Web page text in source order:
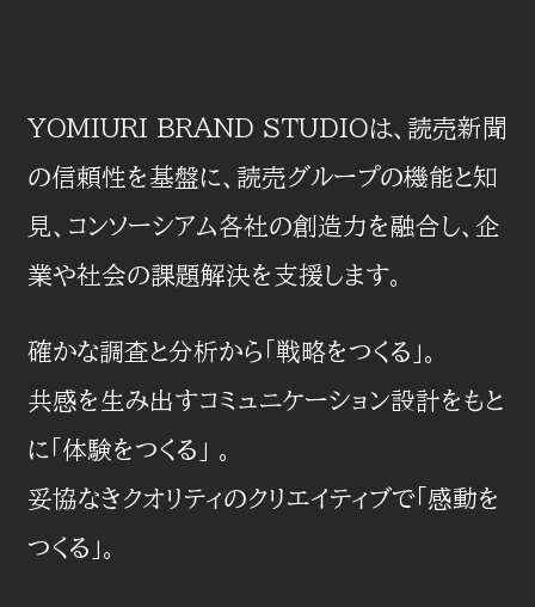
YOMIURI BRAND STUDIOは、読売新聞
の信頼性を基盤に、読売グループの機能と知
見、コンソーシアム各社の創造力を融合し、企
業や社会の課題解決を支援します。
確かな調査と分析から「戦略をつくる」。
共感を生み出すコミュニケーション設計をもと
に「体験をつくる」 。
妥協なきクオリティのクリエイティブで「感動を
つくる」。